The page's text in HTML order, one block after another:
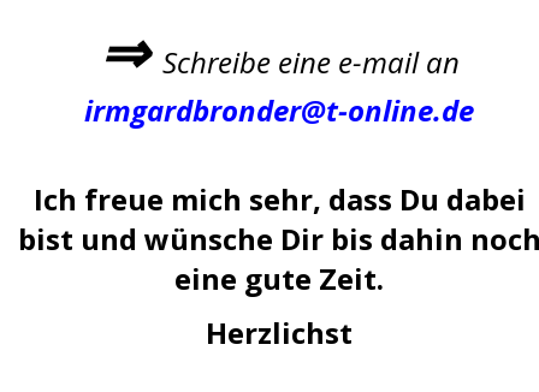
⇒ Schreibe eine e-mail an
irmgardbronder@t-online.de
Ich freue mich sehr, dass Du dabei
bist und wünsche Dir bis dahin
eine gute Zeit.
Herzlichst